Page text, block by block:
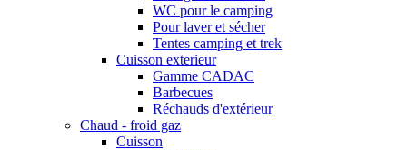
WC pour le camping
Pour laver et sécher
Tentes camping et trek
Cuisson exterieur
Gamme CADAC
Barbecues
Réchauds d'extérieur
Chaud - froid gaz
Cuisson